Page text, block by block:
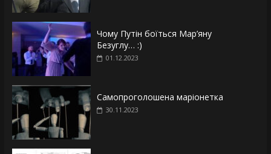
Чому Путін боїться Мар’яну
Безуглу… :)
01.12.2023
Самопроголошена маріонетка
30.11.2023